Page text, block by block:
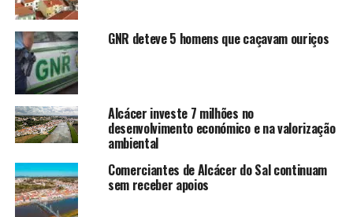
GNR deteve 5 homens que caçavam ouriços
Alcácer investe 7 milhões no
desenvolvimento económico e na valorização
ambiental
Comerciantes de Alcácer do Sal continuam
sem receber apoios